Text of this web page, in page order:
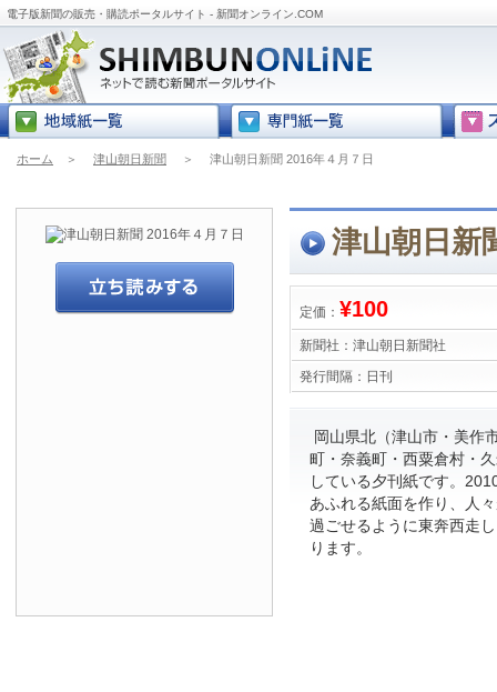
電子版新聞の販売・購読ポータルサイト - 新聞オンライン.COM
ホーム ＞ 津山朝日新聞 ＞ 津山朝日新聞 2016年４月７日
津山朝日新
定価： ¥100
新聞社： 津山朝日新聞社
発行間隔： 日刊
岡山県北（津山市・美作
町・奈義町・西粟倉村・
している夕刊紙です。
あふれる紙面を作り、人
過ごせるように東奔西走
ります。